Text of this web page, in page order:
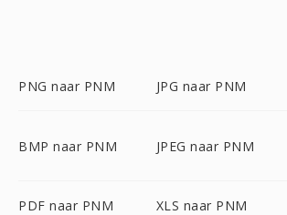
PNG naar PNM JPG naar PNM
BMP naar PNM JPEG naar PNM
PDF naar PNM XLS naar PNM